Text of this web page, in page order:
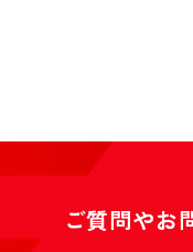
ご質問やお